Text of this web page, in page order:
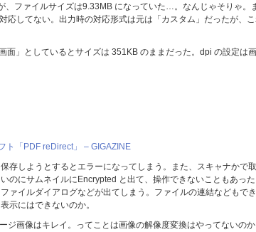
、ファイルサイズは9.33MB になっていた…。なんじゃそりゃ。
応してない。出力時の対応形式は元は「カスタム」だったが、
」としているとサイズは 351KB のままだった。dpi の設定は画
ト「PDF reDirect」 – GIGAZINE
存しようとするとエラーになってしまう。また、スキャナかで取
のにサムネイルにEncrypted と出て、操作できないこともあっ
ァイルダイアログなどが出てしまう。ファイルの連結などもでき
示にはできないのか。
ジ画像はキレイ。ってことは画像の解像度変換はやってないの